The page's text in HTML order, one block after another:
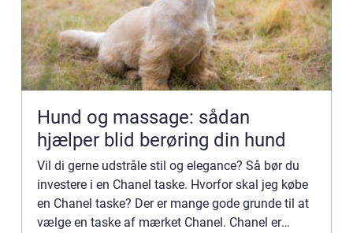
Hund og massage: sådan
hjælper blid berøring din hund
Vil di gerne udstråle stil og elegance? Så bør du
investere i en Chanel taske. Hvorfor skal jeg købe
en Chanel taske? Der er mange gode grunde til at
vælge en taske af mærket Chanel. Chanel er